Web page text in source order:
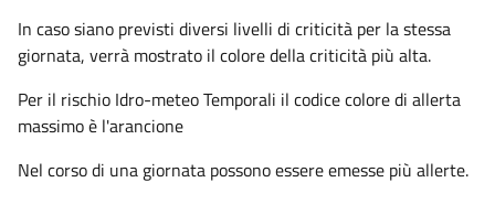
In caso siano previsti diversi livelli di criticità per la stessa
giornata, verrà mostrato il colore della criticità più alta.
Per il rischio Idro-meteo Temporali il codice colore di allerta
massimo è l'arancione
Nel corso di una giornata possono essere emesse più allerte.